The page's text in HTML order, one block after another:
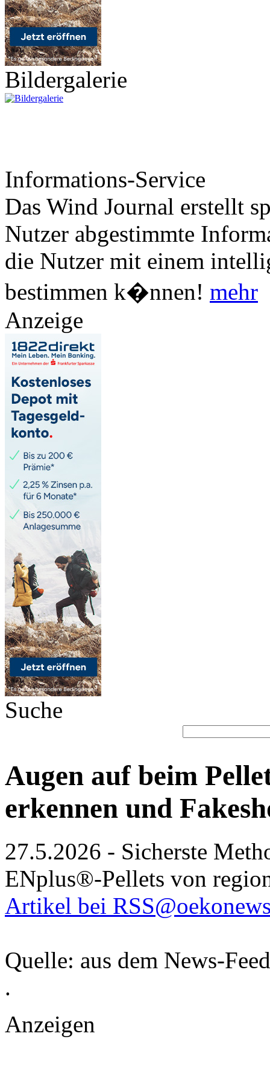
Bildergalerie
Informations-Service
Das Wind Journal erstellt
Nutzer abgestimmte
die Nutzer mit einem
bestimmen k�nnen! mehr
Anzeige
Suche
Augen auf beim
erkennen und
27.5.2026 - Sicherste
ENplus®-Pellets von
Artikel bei
Quelle: aus dem News-
.
Anzeigen